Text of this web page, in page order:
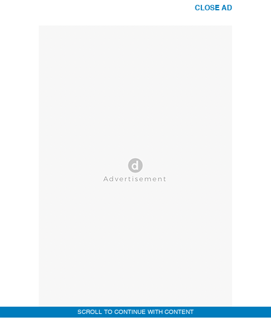
CLOSE AD
SCROLL TO CONTINUE WITH CONTENT